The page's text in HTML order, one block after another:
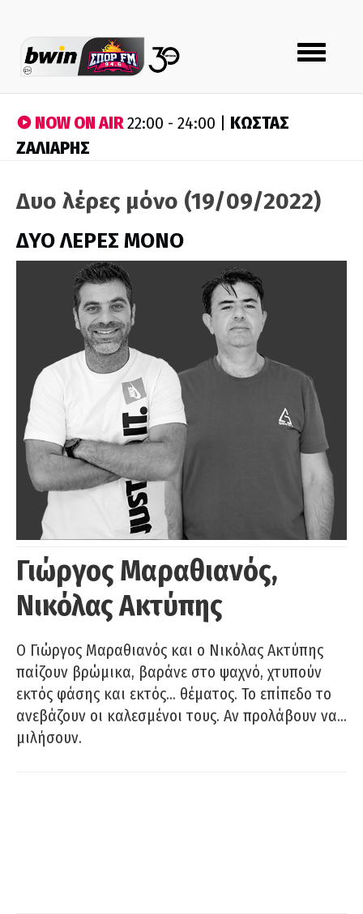
Toggle
navigation
NOW ON AIR22:00 - 24:00 | ΚΩΣΤΑΣ
ΖΑΛΙΑΡΗΣ
Δυο λέρες μόνο (19/09/2022)
ΔΥΟ ΛΕΡΕΣ ΜΟΝΟ
Γιώργος Μαραθιανός,
Νικόλας Ακτύπης
Ο Γιώργος Μαραθιανός και ο Νικόλας Ακτύπης
παίζουν βρώμικα, βαράνε στο ψαχνό, χτυπούν
εκτός φάσης και εκτός… θέματος. Το επίπεδο το
ανεβάζουν οι καλεσμένοι τους. Αν προλάβουν να…
μιλήσουν.